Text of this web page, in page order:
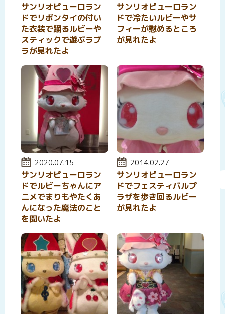
サンリオピューロラン
ドでリボンタイの付い
た衣装で踊るルビーや
スティックで遊ぶラブ
ラが見れたよ
サンリオピューロラン
ドで冷たいルビーやサ
フィーが慰めるところ
が見れたよ
投稿日:
2020.07.15
サンリオピューロラン
ドでルビーちゃんにア
ニメでまりもやたくあ
んになった魔法のこと
を聞いたよ
投稿日:
2014.02.27
サンリオピューロラン
ドでフェスティバルプ
ラザを歩き回るルビー
が見れたよ